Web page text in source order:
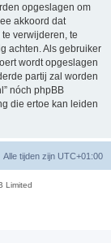
opgeslagen om
akkoord dat
verwijderen, te
achten. Als gebruiker
wordt opgeslagen
partij zal worden
nóch phpBB
die ertoe kan leiden
Alle tijden zijn UTC+01:00
Limited